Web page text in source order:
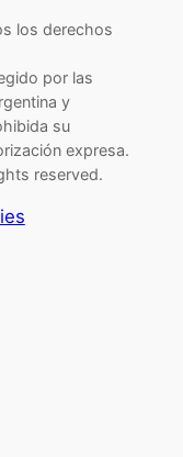
los derechos
por las
y
su
expresa.
reserved.